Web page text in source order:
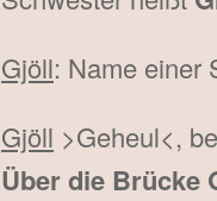
Gjöll: Name einer
Gjöll >Geheul<,
Über die Brücke